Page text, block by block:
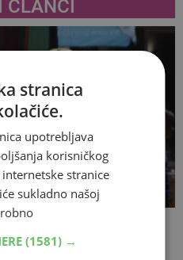
Mostar i
stranica
upotrebljava
korisničkog
stranice
sukladno našoj
(1581) →